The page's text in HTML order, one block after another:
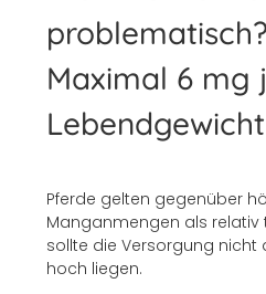
problematisch?
Maximal 6 mg
Lebendgewicht
Pferde gelten gegenüber
Manganmengen als relativ
sollte die Versorgung
hoch liegen.